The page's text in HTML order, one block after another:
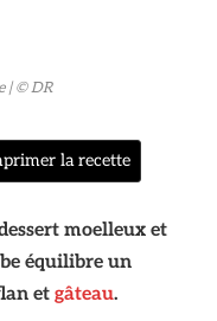
| © DR
la recette
moelleux et
équilibre un
et gâteau.